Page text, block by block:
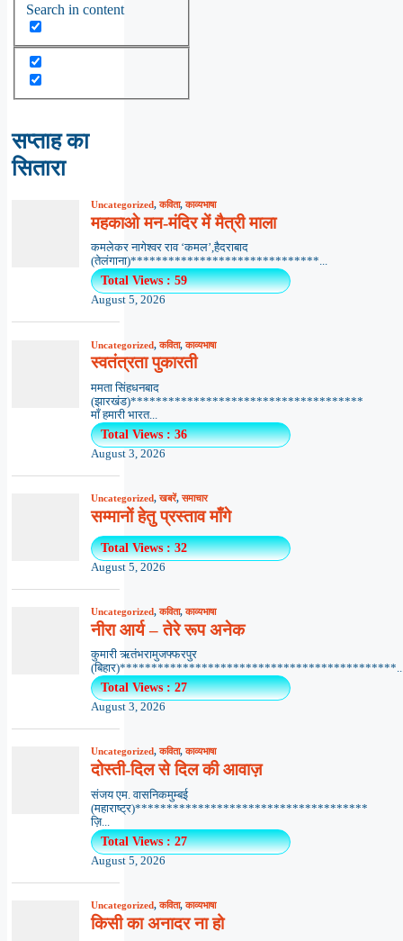
Search in content
सप्ताह का
सितारा
Uncategorized,कविता,काव्यभाषा
महकाओ मन-मंदिर में मैत्री माला
कमलेकर नागेश्वर राव ‘कमल’,हैदराबाद
(तेलंगाना)******************************...
Total Views : 59
August 5, 2026
Uncategorized,कविता,काव्यभाषा
स्वतंत्रता पुकारती
ममता सिंहधनबाद
(झारखंड)*************************************
माँ हमारी भारत...
Total Views : 36
August 3, 2026
Uncategorized,खबरें,समाचार
सम्मानों हेतु प्रस्ताव माँगे
Total Views : 32
August 5, 2026
Uncategorized,कविता,काव्यभाषा
नीरा आर्य – तेरे रूप अनेक
कुमारी ऋतंभरामुजफ्फरपुर
Total Views : 27
August 3, 2026
Uncategorized,कविता,काव्यभाषा
दोस्ती-दिल से दिल की आवाज़
संजय एम. वासनिकमुम्बई
(महाराष्ट्र)*************************************
ज़ि...
Total Views : 27
August 5, 2026
Uncategorized,कविता,काव्यभाषा
किसी का अनादर ना हो